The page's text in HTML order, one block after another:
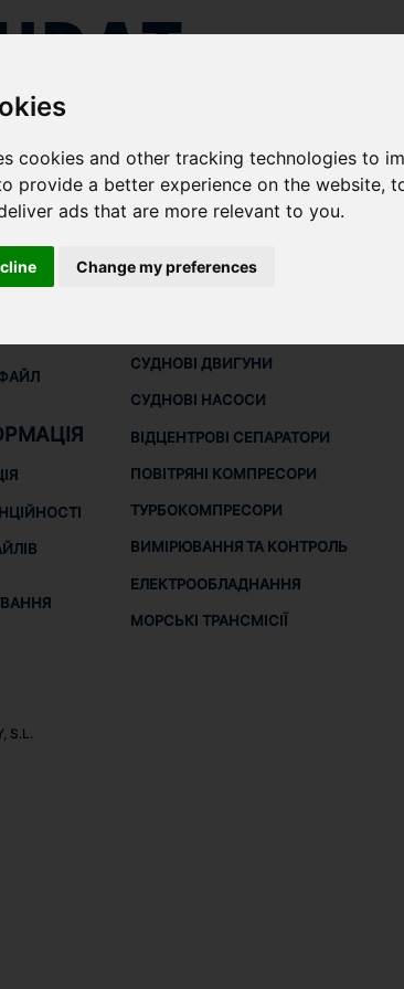
cookies and other tracking technologies to
provide a better experience on the website,
ads that are more relevant to you.
Change my preferences
- ЗАПЧАСТИНИ ДЛЯ
СУДНОВІ ДВИГУНИ
СУДНОВІ НАСОСИ
ВІДЦЕНТРОВІ СЕПАРАТОРИ
ПОВІТРЯНІ КОМПРЕСОРИ
ТУРБОКОМПРЕСОРИ
ВИМІРЮВАННЯ ТА КОНТРОЛЬ
ЕЛЕКТРООБЛАДНАННЯ
МОРСЬКІ ТРАНСМІСІЇ
S.L.